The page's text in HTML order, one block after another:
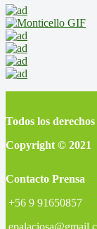
Todos los
Copyright © 2021
Contacto Prensa
+56 9 91650857